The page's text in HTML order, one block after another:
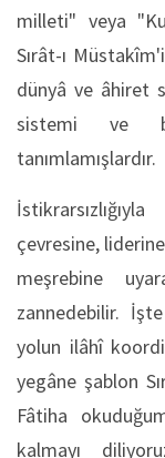
milleti" veya
Sırât-ı
dünyâ ve âhiret
sistemi ve
tanımlamışlardır.
çevresine,
meşrebine
zannedebilir.
yolun ilâhî
yegâne şablon
Fâtiha
kalmayı